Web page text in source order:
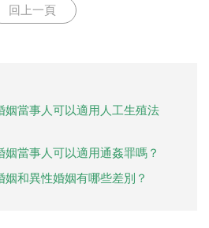
回上一頁
姻當事人可以適用人工生殖法
姻當事人可以適用通姦罪嗎？
姻和異性婚姻有哪些差別？